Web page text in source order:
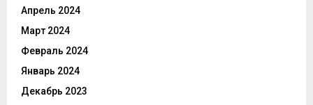
Апрель 2024
Март 2024
Февраль 2024
Январь 2024
Декабрь 2023